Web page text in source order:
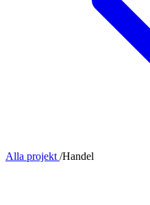
Alla projekt /Handel